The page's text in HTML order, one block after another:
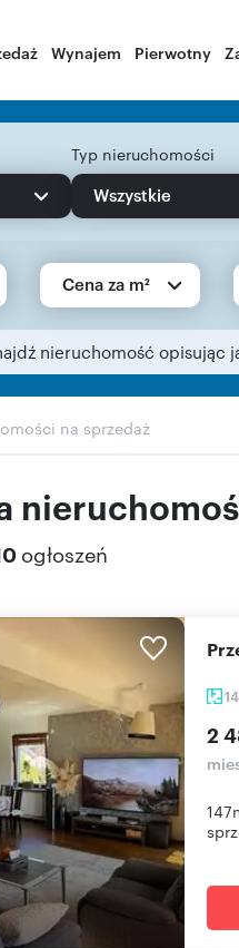
Wynajem Pierwotny
Typ nieruchomości
Wszystkie
Cena za m²
nieruchomość opisując
na sprzedaż
ogłoszeń
2